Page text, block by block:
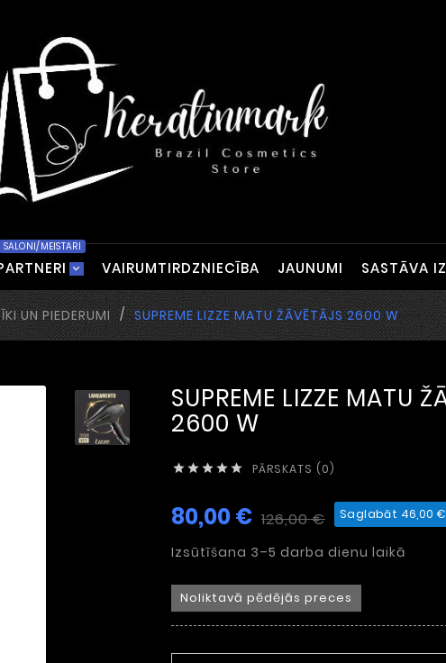
SALONI/MEISTARI
VAIRUMTIRDZNIECĪBA JAUNUMI SASTĀVA
UN PIEDERUMI SUPREME LIZZE MATU ŽĀVĒTĀJS 2600 W
SUPREME LIZZE MATU
2600 W
     PĀRSKATS (0)
80,00 € 126,00 € Saglabāt 46,00 €
Izsūtīšana 3–5 darba dienu laikā
Noliktavā pēdējās preces